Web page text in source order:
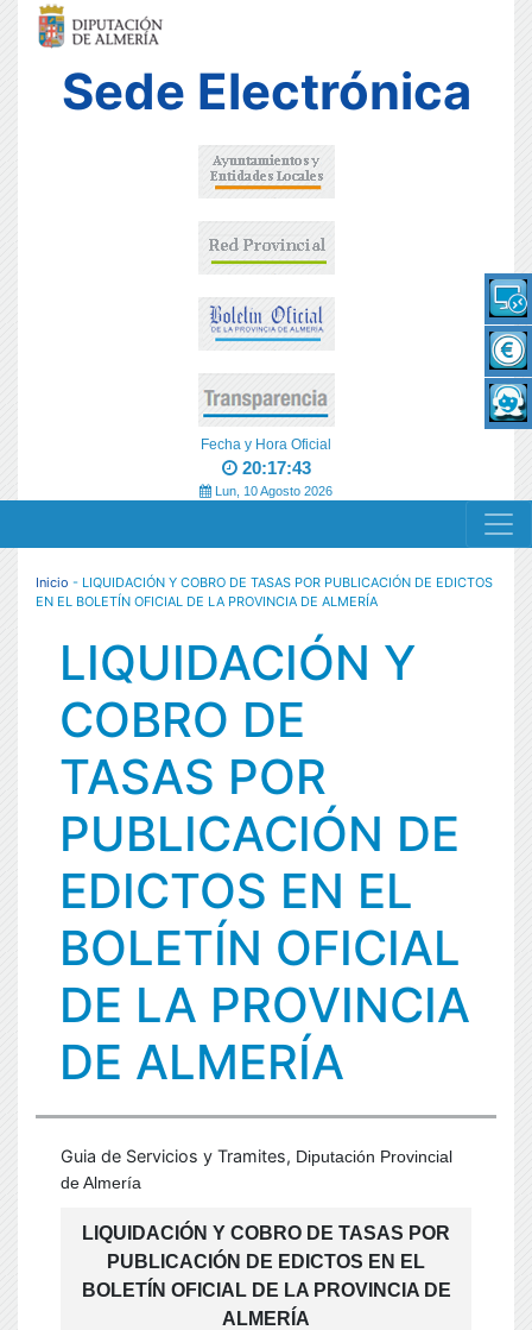
Sede Electrónica
Fecha y Hora Oficial
20:17:44
Lun, 10 Agosto 2026
MENÚ RESPONSIVE
Inicio - LIQUIDACIÓN Y COBRO DE TASAS POR PUBLICACIÓN DE EDICTOS
EN EL BOLETÍN OFICIAL DE LA PROVINCIA DE ALMERÍA
LIQUIDACIÓN Y
COBRO DE
TASAS POR
PUBLICACIÓN DE
EDICTOS EN EL
BOLETÍN OFICIAL
DE LA PROVINCIA
DE ALMERÍA
Guia de Servicios y Tramites, Diputación Provincial
de Almería
LIQUIDACIÓN Y COBRO DE TASAS POR
PUBLICACIÓN DE EDICTOS EN EL
BOLETÍN OFICIAL DE LA PROVINCIA DE
ALMERÍA